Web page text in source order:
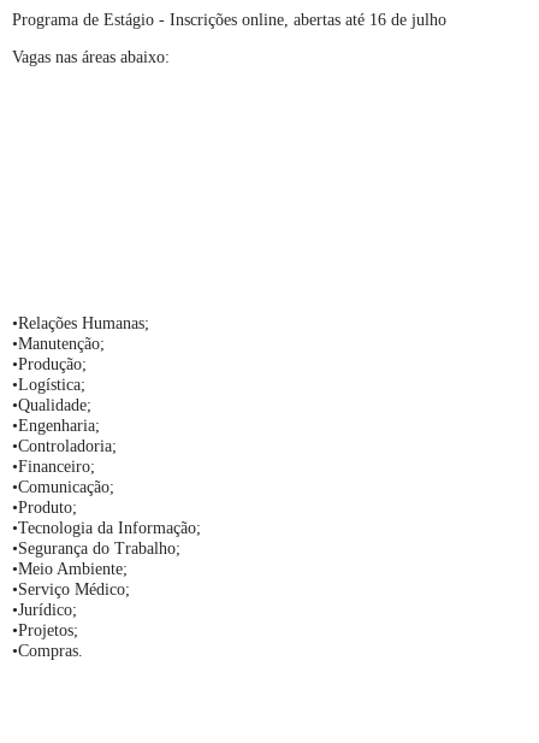
Programa de Estágio - Inscrições online, abertas até 16 de julho
Vagas nas áreas abaixo:
•Relações Humanas;
•Manutenção;
•Produção;
•Logística;
•Qualidade;
•Engenharia;
•Controladoria;
•Financeiro;
•Comunicação;
•Produto;
•Tecnologia da Informação;
•Segurança do Trabalho;
•Meio Ambiente;
•Serviço Médico;
•Jurídico;
•Projetos;
•Compras.